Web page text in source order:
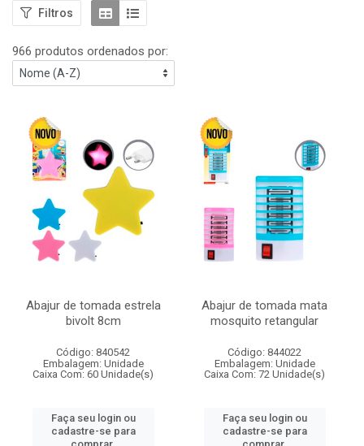
Filtros
966 produtos ordenados por:
Abajur de tomada estrela
bivolt 8cm
Código: 840542
Embalagem: Unidade
Caixa Com: 60 Unidade(s)
Faça seu login ou
cadastre-se para
Abajur de tomada mata
mosquito retangular
Código: 844022
Embalagem: Unidade
Caixa Com: 72 Unidade(s)
Faça seu login ou
cadastre-se para